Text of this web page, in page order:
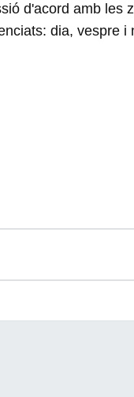
d'acord amb les
dia, vespre i